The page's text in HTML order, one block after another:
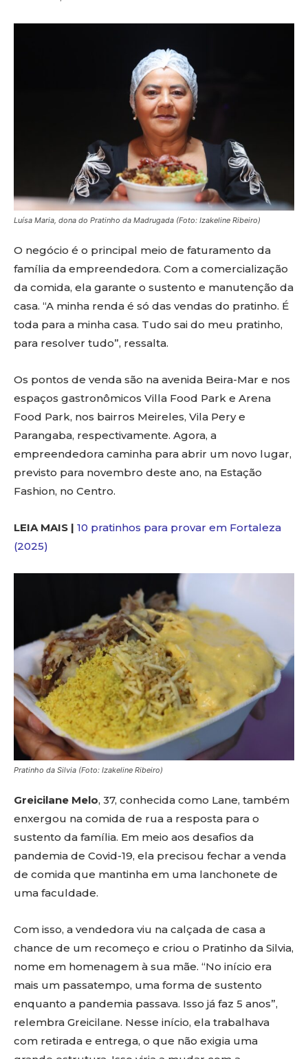
Luísa Maria, dona do Pratinho da Madrugada (Foto: Izakeline Ribeiro)
O negócio é o principal meio de faturamento da
família da empreendedora. Com a comercialização
da comida, ela garante o sustento e manutenção da
casa. “A minha renda é só das vendas do pratinho. É
toda para a minha casa. Tudo sai do meu pratinho,
para resolver tudo”, ressalta.
Os pontos de venda são na avenida Beira-Mar e nos
espaços gastronômicos Villa Food Park e Arena
Food Park, nos bairros Meireles, Vila Pery e
Parangaba, respectivamente. Agora, a
empreendedora caminha para abrir um novo lugar,
previsto para novembro deste ano, na Estação
Fashion, no Centro.
LEIA MAIS | 10 pratinhos para provar em Fortaleza
(2025)
Pratinho da Silvia (Foto: Izakeline Ribeiro)
Greicilane Melo, 37, conhecida como Lane, também
enxergou na comida de rua a resposta para o
sustento da família. Em meio aos desafios da
pandemia de Covid-19, ela precisou fechar a venda
de comida que mantinha em uma lanchonete de
uma faculdade.
Com isso, a vendedora viu na calçada de casa a
chance de um recomeço e criou o Pratinho da Silvia,
nome em homenagem à sua mãe. “No início era
mais um passatempo, uma forma de sustento
enquanto a pandemia passava. Isso já faz 5 anos”,
relembra Greicilane. Nesse início, ela trabalhava
com retirada e entrega, o que não exigia uma